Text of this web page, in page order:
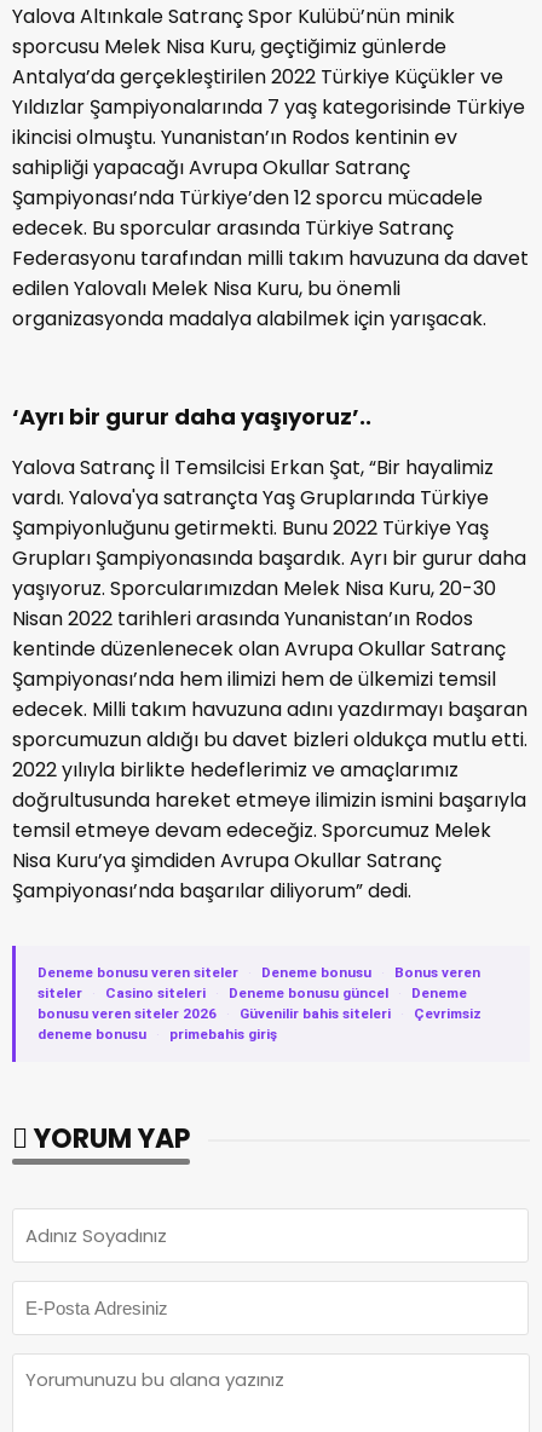
Yalova Altınkale Satranç Spor Kulübü’nün minik
sporcusu Melek Nisa Kuru, geçtiğimiz günlerde
Antalya’da gerçekleştirilen 2022 Türkiye Küçükler ve
Yıldızlar Şampiyonalarında 7 yaş kategorisinde Türkiye
ikincisi olmuştu. Yunanistan’ın Rodos kentinin ev
sahipliği yapacağı Avrupa Okullar Satranç
Şampiyonası’nda Türkiye’den 12 sporcu mücadele
edecek. Bu sporcular arasında Türkiye Satranç
Federasyonu tarafından milli takım havuzuna da davet
edilen Yalovalı Melek Nisa Kuru, bu önemli
organizasyonda madalya alabilmek için yarışacak.
‘Ayrı bir gurur daha yaşıyoruz’..
Yalova Satranç İl Temsilcisi Erkan Şat, “Bir hayalimiz
vardı. Yalova'ya satrançta Yaş Gruplarında Türkiye
Şampiyonluğunu getirmekti. Bunu 2022 Türkiye Yaş
Grupları Şampiyonasında başardık. Ayrı bir gurur daha
yaşıyoruz. Sporcularımızdan Melek Nisa Kuru, 20-30
Nisan 2022 tarihleri arasında Yunanistan’ın Rodos
kentinde düzenlenecek olan Avrupa Okullar Satranç
Şampiyonası’nda hem ilimizi hem de ülkemizi temsil
edecek. Milli takım havuzuna adını yazdırmayı başaran
sporcumuzun aldığı bu davet bizleri oldukça mutlu etti.
2022 yılıyla birlikte hedeflerimiz ve amaçlarımız
doğrultusunda hareket etmeye ilimizin ismini başarıyla
temsil etmeye devam edeceğiz. Sporcumuz Melek
Nisa Kuru’ya şimdiden Avrupa Okullar Satranç
Şampiyonası’nda başarılar diliyorum” dedi.
Deneme bonusu veren siteler · Deneme bonusu ·
Bonus veren
siteler
· Casino siteleri · Deneme bonusu güncel ·
Deneme
bonusu veren siteler 2026
· Güvenilir bahis siteleri ·
Çevrimsiz
deneme bonusu
· primebahis giriş
YORUM YAP